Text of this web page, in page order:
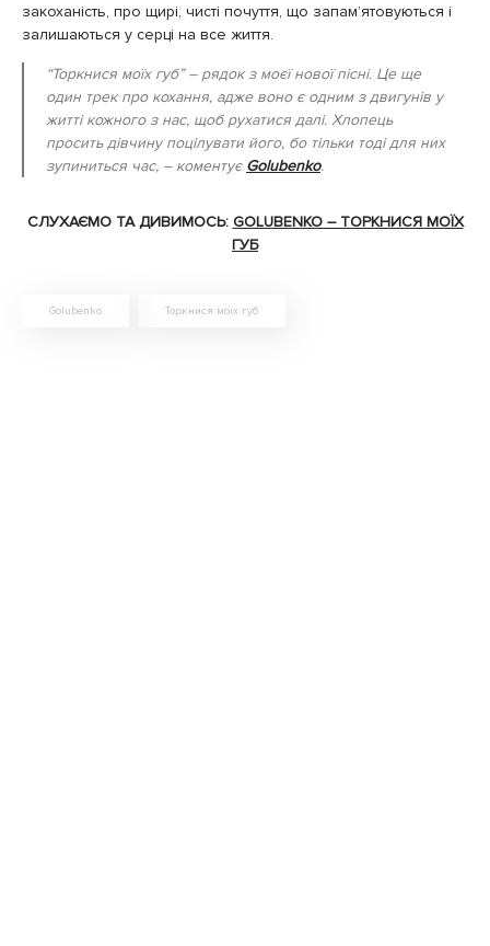
закоханість, про щирі, чисті почуття, що запам’ятовуються і
залишаються у серці на все життя.
“Торкнися моїх губ” – рядок з моєї нової пісні. Це ще
один трек про кохання, адже воно є одним з двигунів у
житті кожного з нас, щоб рухатися далі. Хлопець
просить дівчину поцілувати його, бо тільки тоді для них
зупиниться час, – коментує Golubenko.
СЛУХАЄМО ТА ДИВИМОСЬ: GOLUBENKO – ТОРКНИСЯ МОЇХ
ГУБ
Golubenko Торкнися моїх губ